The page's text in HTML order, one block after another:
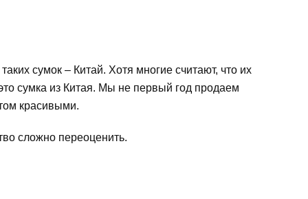
сумок – Китай. Хотя многие считают, что их
сумка из Китая. Мы не первый год продаем
красивыми.
сложно переоценить.